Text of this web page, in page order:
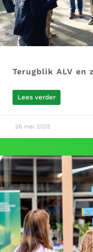
Terugblik ALV en
Lees verder
26 mei 2025